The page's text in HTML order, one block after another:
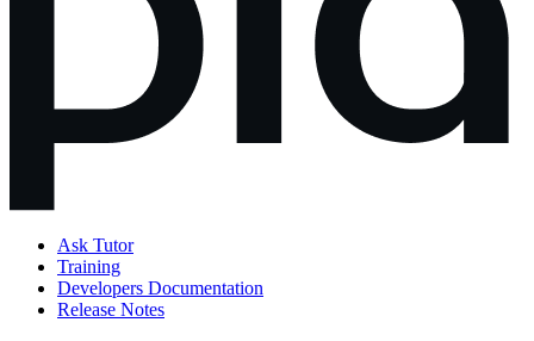
Ask Tutor
Training
Developers Documentation
Release Notes